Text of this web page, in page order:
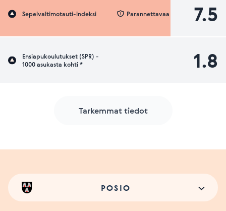
Sepelvaltimotauti-indeksi 7.5
Parannettavaa
Ensiapukoulutukset (SPR) -
1000 asukasta kohti *
1.8
Tarkemmat tiedot
POSIO